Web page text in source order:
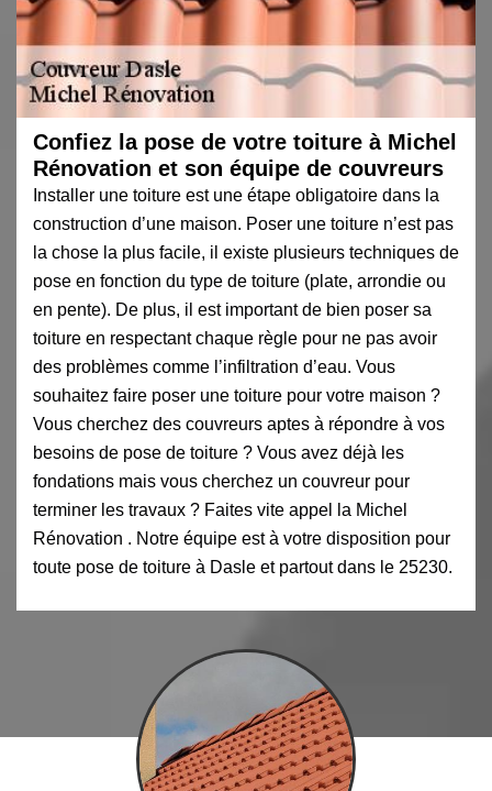
Confiez la pose de votre toiture à Michel
Rénovation et son équipe de couvreurs
Installer une toiture est une étape obligatoire dans la
construction d’une maison. Poser une toiture n’est pas
la chose la plus facile, il existe plusieurs techniques de
pose en fonction du type de toiture (plate, arrondie ou
en pente). De plus, il est important de bien poser sa
toiture en respectant chaque règle pour ne pas avoir
des problèmes comme l’infiltration d’eau. Vous
souhaitez faire poser une toiture pour votre maison ?
Vous cherchez des couvreurs aptes à répondre à vos
besoins de pose de toiture ? Vous avez déjà les
fondations mais vous cherchez un couvreur pour
terminer les travaux ? Faites vite appel la Michel
Rénovation . Notre équipe est à votre disposition pour
toute pose de toiture à Dasle et partout dans le 25230.